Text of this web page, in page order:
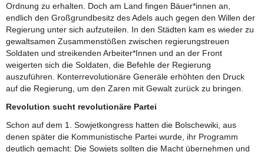
Ordnung zu erhalten. Doch am Land fingen Bäuer*innen an,
endlich den Großgrundbesitz des Adels auch gegen den Willen der
Regierung unter sich aufzuteilen. In den Städten kam es wieder zu
gewaltsamen Zusammenstößen zwischen regierungstreuen
Soldaten und streikenden Arbeiter*Innen und an der Front
weigerten sich die Soldaten, die Befehle der Regierung
auszuführen. Konterrevolutionäre Generäle erhöhten den Druck
auf die Regierung, um den Zaren mit Gewalt zurück zu bringen.
Revolution sucht revolutionäre Partei
Schon auf dem 1. Sowjetkongress hatten die Bolschewiki, aus
denen später die Kommunistische Partei wurde, ihr Programm
deutlich gemacht: Die Sowjets sollten die Macht übernehmen und